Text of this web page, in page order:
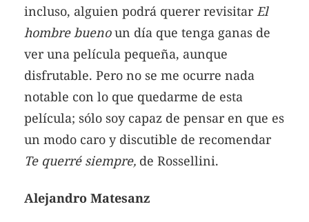
incluso, alguien podrá querer revisitarEl
hombre buenoun día que tenga ganas de
ver una película pequeña, aunque
disfrutable. Pero no se me ocurre nada
notable con lo que quedarme de esta
película; sólo soy capaz de pensar en que es
un modo caro y discutible de recomendar
Te querré siempre, de Rossellini.
Alejandro Matesanz